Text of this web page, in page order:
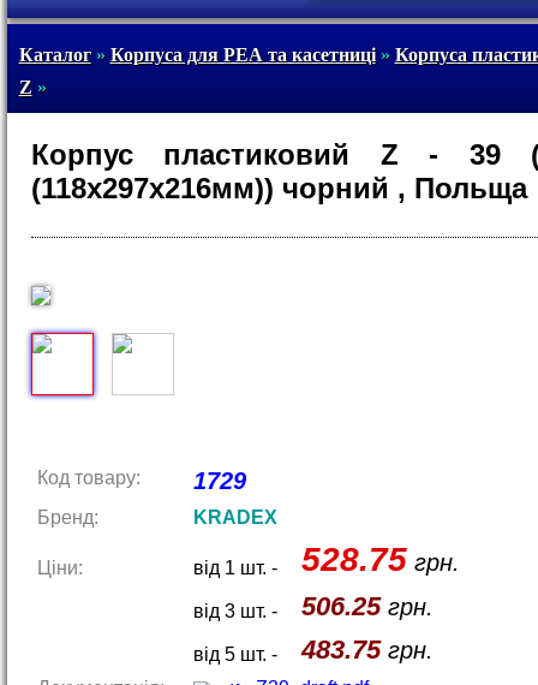
Каталог» Корпуса для РЕА та касетниці» Корпуса
Z»
Корпус пластиковий Z - 39
(118х297х216мм)) чорний , Польща
Код товару: 1729
Бренд: KRADEX
Ціни: від 1 шт. - 528.75 грн.
від 3 шт. - 506.25грн.
від 5 шт. - 483.75грн.